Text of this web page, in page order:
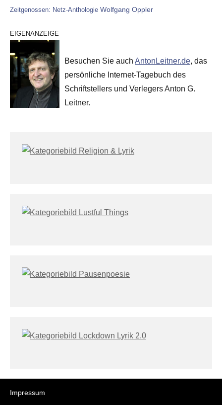
Zeitgenossen: Netz-Anthologie Wolfgang Oppler
EIGENANZEIGE
Besuchen Sie auch AntonLeitner.de, das
persönliche Internet-Tagebuch des
Schriftstellers und Verlegers Anton G.
Leitner.
Impressum